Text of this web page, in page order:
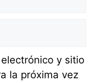
y sitio
la próxima vez